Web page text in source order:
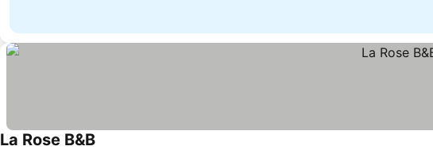
La Rose B&B